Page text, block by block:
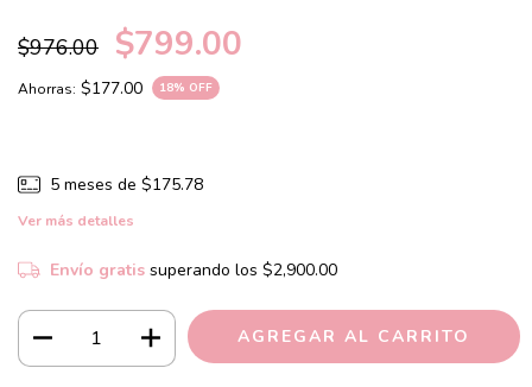
$976.00 $799.00
Ahorras: $177.00 18% OFF
5 meses de $175.78
Ver más detalles
Envío gratis superando los $2,900.00